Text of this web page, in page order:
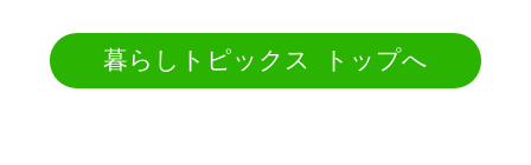
暮らしトピックス トップへ